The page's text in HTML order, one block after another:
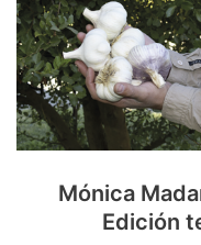
Mónica
Edición